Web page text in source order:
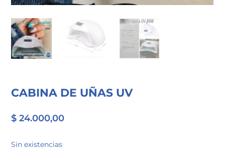
CABINA DE UÑAS UV
$ 24.000,00
Sin existencias